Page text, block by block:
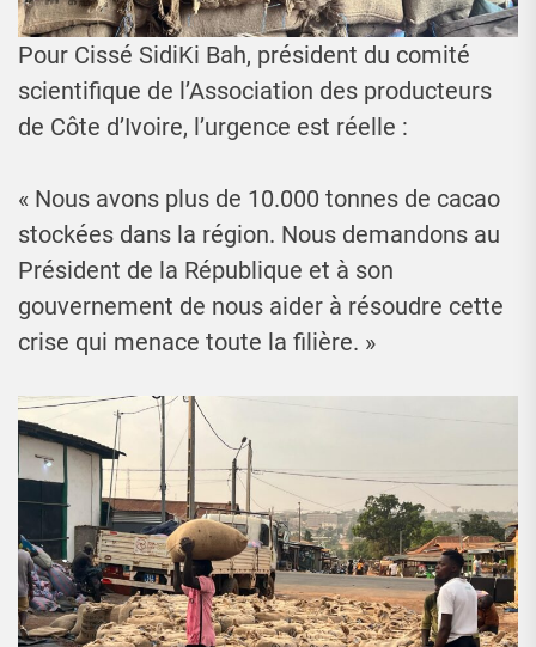
Pour Cissé SidiKi Bah, président du comité
scientifique de l’Association des producteurs
de Côte d’Ivoire, l’urgence est réelle :
« Nous avons plus de 10.000 tonnes de cacao
stockées dans la région. Nous demandons au
Président de la République et à son
gouvernement de nous aider à résoudre cette
crise qui menace toute la filière. »